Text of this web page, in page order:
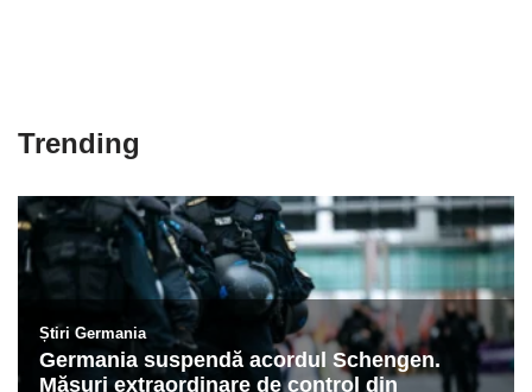
Trending